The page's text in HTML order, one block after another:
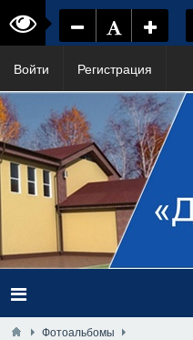
Войти Регистрация
Фотоальбомы